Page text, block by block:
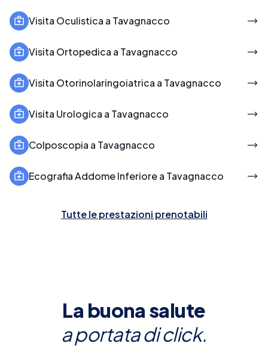
Visita Oculistica a Tavagnacco
Visita Ortopedica a Tavagnacco
Visita Otorinolaringoiatrica a Tavagnacco
Visita Urologica a Tavagnacco
Colposcopia a Tavagnacco
Ecografia Addome Inferiore a Tavagnacco
Tutte le prestazioni prenotabili
La buona salute
a portata di click.